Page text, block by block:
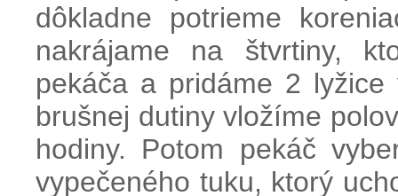
dôkladne potrieme
nakrájame na štvrtiny,
pekáča a pridáme 2
brušnej dutiny vložíme
hodiny. Potom pekáč
vypečeného tuku, ktorý